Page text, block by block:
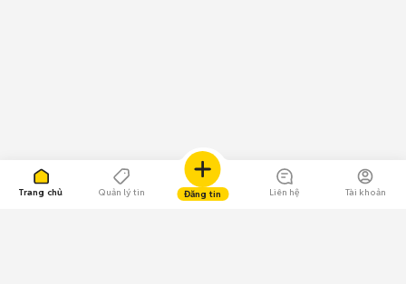
Trang chủ Quản lý tin Đăng tin Liên hệ Tài khoản